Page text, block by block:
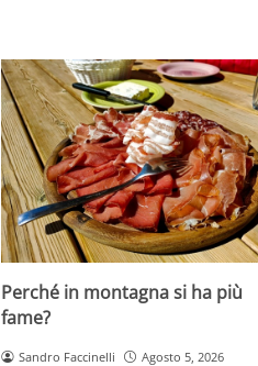
Perché in montagna si ha più
fame?
Sandro Faccinelli Agosto 5, 2026